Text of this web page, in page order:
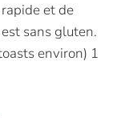
et de
sans gluten.
environ) 1